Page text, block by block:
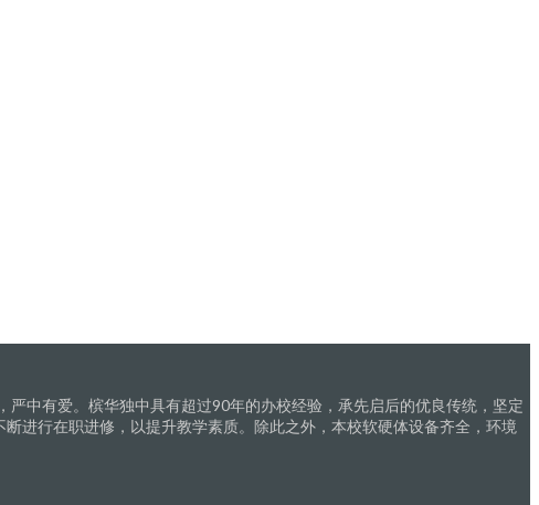
中有爱。槟华独中具有超过90年的办校经验，承先启后的优良传统，坚定
进行在职进修，以提升教学素质。除此之外，本校软硬体设备齐全，环境